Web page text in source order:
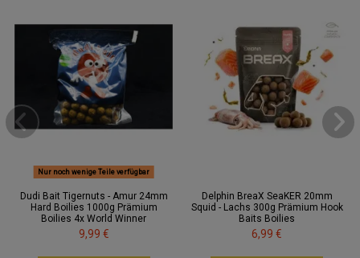
Nur noch wenige Teile verfügbar
Dudi Bait Tigernuts - Amur 24mm
Hard Boilies 1000g Prämium
Boilies 4x World Winner
9,99 €
Delphin BreaX SeaKER 20mm
Squid - Lachs 300g Prämium Hook
Baits Boilies
6,99 €